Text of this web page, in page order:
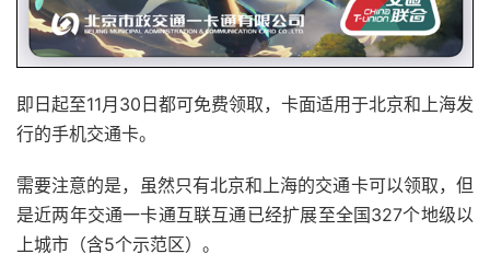
即⽇起⾄11⽉30⽇都可免费领取，卡⾯适⽤于北京和上海发
⾏的⼿机交通卡。
需要注意的是，虽然只有北京和上海的交通卡可以领取，但
是近两年交通一卡通互联互通已经扩展至全国327个地级以
上城市（含5个示范区）。